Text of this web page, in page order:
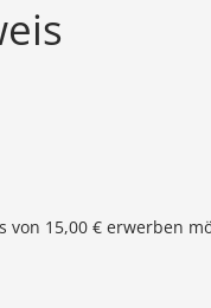
von 15,00 € erwerben